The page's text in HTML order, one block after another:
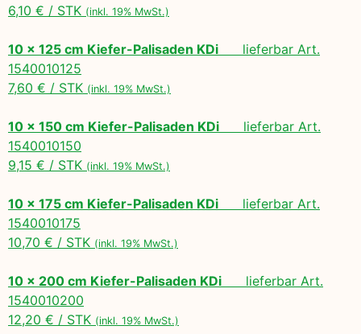
6,10 € / STK (inkl. 19% MwSt.)
10 x 125 cm Kiefer-Palisaden KDi lieferbar Art.
1540010125
7,60 € / STK (inkl. 19% MwSt.)
10 x 150 cm Kiefer-Palisaden KDi lieferbar Art.
1540010150
9,15 € / STK (inkl. 19% MwSt.)
10 x 175 cm Kiefer-Palisaden KDi lieferbar Art.
1540010175
10,70 € / STK (inkl. 19% MwSt.)
10 x 200 cm Kiefer-Palisaden KDi lieferbar Art.
1540010200
12,20 € / STK (inkl. 19% MwSt.)